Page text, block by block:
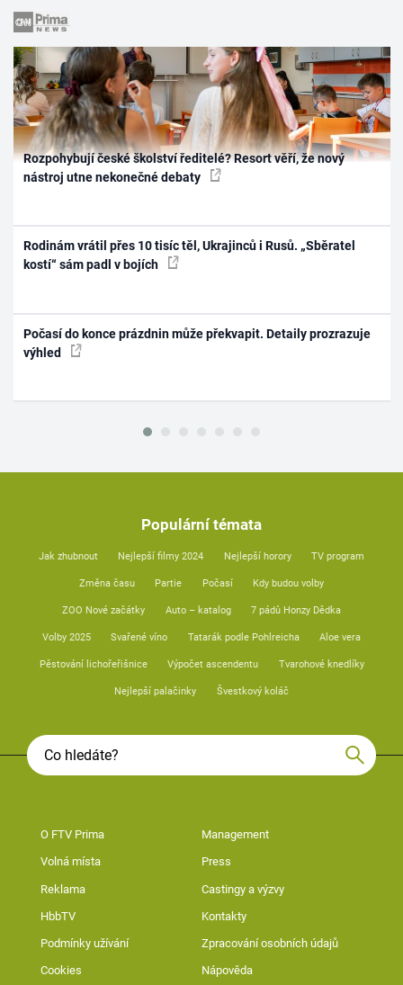
Rozpohybují české školství ředitelé? Resort věří, že nový
nástroj utne nekonečné debaty
Rodinám vrátil přes 10 tisíc těl, Ukrajinců i Rusů. „Sběratel
kostí“ sám padl v bojích
Počasí do konce prázdnin může překvapit. Detaily prozrazuje
výhled
Populární témata
Jak zhubnout Nejlepší filmy 2024 Nejlepší horory TV program
Změna času Partie Počasí Kdy budou volby
ZOO Nové začátky Auto – katalog 7 pádů Honzy Dědka
Volby 2025 Svařené víno Tatarák podle Pohlreicha Aloe vera
Pěstování lichořeřišnice Výpočet ascendentu Tvarohové knedlíky
Nejlepší palačinky Švestkový koláč
O FTV Prima Management
Volná místa Press
Reklama Castingy a výzvy
HbbTV Kontakty
Podmínky užívání Zpracování osobních údajů
Cookies Nápověda